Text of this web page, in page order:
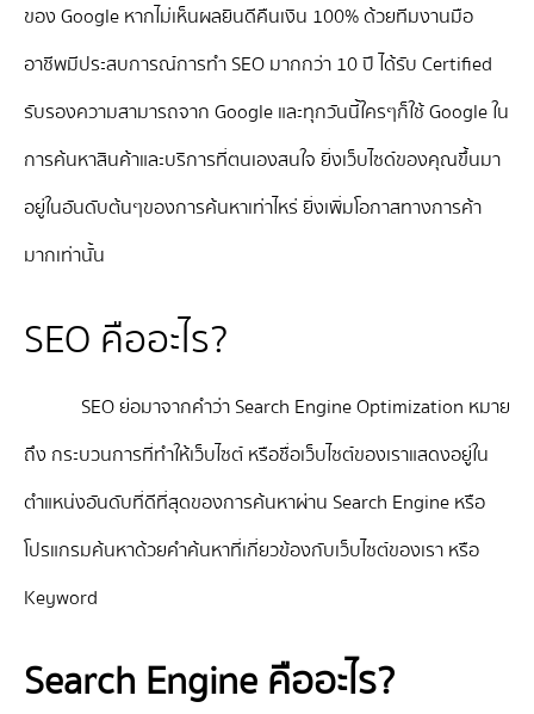
ของ Google หากไม่เห็นผลยินดีคืนเงิน 100% ด้วยทีมงานมือ
อาชีพมีประสบการณ์การทำ SEO มากกว่า 10 ปี ได้รับ Certified
รับรองความสามารถจาก Google และทุกวันนี้ใครๆก็ใช้ Google ใน
การค้นหาสินค้าและบริการที่ตนเองสนใจ ยิ่งเว็บไซด์ของคุณขึ้นมา
อยู่ในอันดับต้นๆของการค้นหาเท่าไหร่ ยิ่งเพิ่มโอกาสทางการค้า
มากเท่านั้น
SEO คืออะไร?
SEO ย่อมาจากคำว่า Search Engine Optimization หมาย
ถึง กระบวนการที่ทำให้เว็บไซต์ หรือชื่อเว็บไซต์ของเราแสดงอยู่ใน
ตำแหน่งอันดับที่ดีที่สุดของการค้นหาผ่าน Search Engine หรือ
โปรแกรมค้นหาด้วยคำค้นหาที่เกี่ยวข้องกับเว็บไซต์ของเรา หรือ
Keyword
Search Engine คืออะไร?